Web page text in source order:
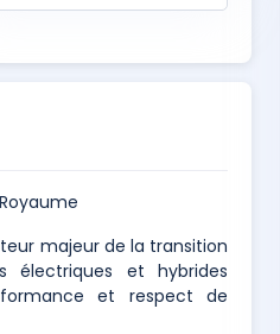
majeur de la transition
électriques et hybrides
et respect de